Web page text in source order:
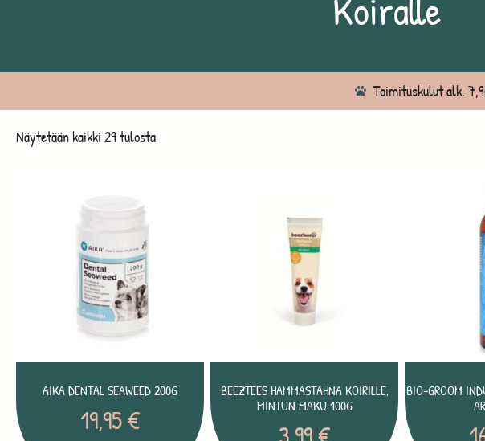
Toimituskulut alk.
Näytetään kaikki 29 tulosta
AIKA DENTAL SEAWEED 200G
19,95€
BEEZTEES HAMMASTAHNA KOIRILLE,
MINTUN MAKU 100G
BIO-GROOM